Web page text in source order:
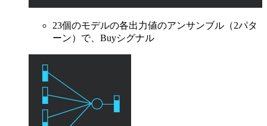
23個のモデルの各出力値のアンサンブル（2パタ
ーン）で、Buyシグナル